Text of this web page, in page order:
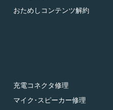
おためしコンテンツ解約
充電コネクタ修理
マイク･スピーカー修理